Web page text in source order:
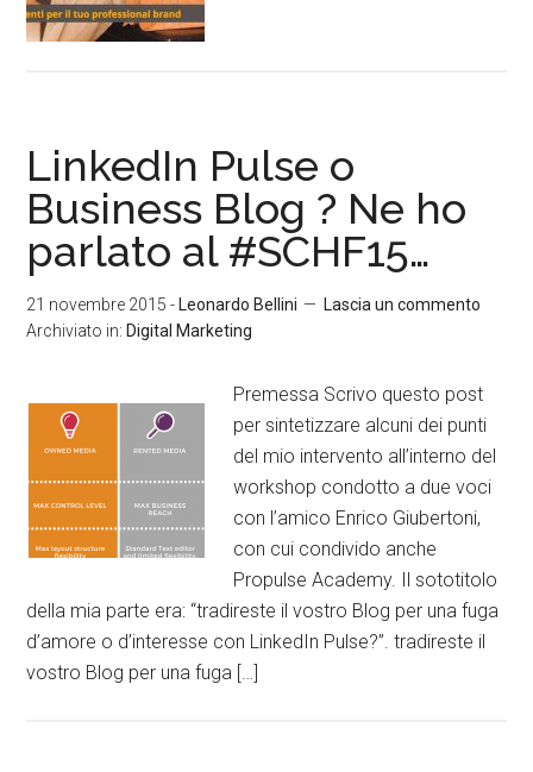
LinkedIn Pulse o
Business Blog ? Ne ho
parlato al #SCHF15…
21 novembre 2015 - Leonardo Bellini
Lascia un commento
Archiviato in: Digital Marketing
Premessa Scrivo questo post
per sintetizzare alcuni dei punti
del mio intervento all’interno del
workshop condotto a due voci
con l’amico Enrico Giubertoni,
con cui condivido anche
Propulse Academy. Il sototitolo
della mia parte era: “tradireste il vostro Blog per una fuga
d’amore o d’interesse con LinkedIn Pulse?”. tradireste il
vostro Blog per una fuga […]